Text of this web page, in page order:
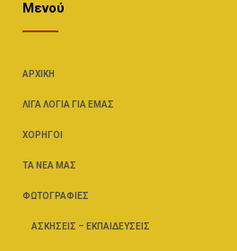
Μενού
ΑΡΧΙΚΉ
ΛΊΓΑ ΛΌΓΙΑ ΓΙΑ ΕΜΆΣ
ΧΟΡΗΓΟΊ
ΤΑ ΝΈΑ ΜΑΣ
ΦΩΤΟΓΡΑΦΊΕΣ
ΑΣΚΉΣΕΙΣ – ΕΚΠΑΙΔΕΎΣΕΙΣ